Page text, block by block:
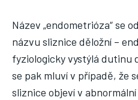
Název „endometrióza“ se
názvu sliznice děložní –
fyziologicky vystýlá dutinu
se pak mluví v případě, že
sliznice objeví v